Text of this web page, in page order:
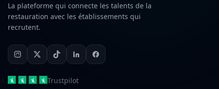
La plateforme qui connecte les talents de la
restauration avec les établissements qui
recrutent.
Trustpilot